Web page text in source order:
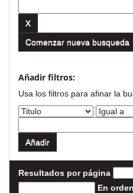
Comenzar nueva busqueda
Añadir filtros:
Usa los filtros para afinar la
Resultados por página
En orden